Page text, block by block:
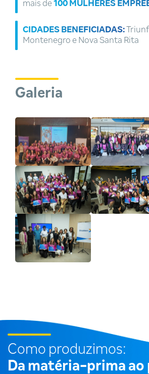
mais de 100 MULHERES
CIDADES BENEFICIADAS:
Montenegro e Nova Santa Rita
Galeria
Como produzimos:
Da matéria-prima